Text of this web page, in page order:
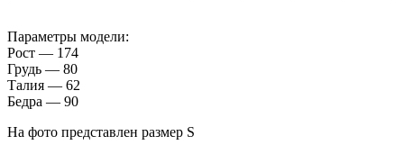
Параметры модели:
Рост — 174
Грудь — 80
Талия — 62
Бедра — 90
На фото представлен размер S